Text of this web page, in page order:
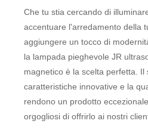
Che tu stia cercando di
accentuare l'arredamento della
aggiungere un tocco di
la lampada pieghevole JR
magnetico è la scelta perfetta. Il
caratteristiche innovative e la
rendono un prodotto
orgogliosi di offrirlo ai nostri